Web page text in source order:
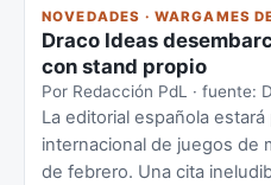
NOVEDADES · WARGAMES
Draco Ideas
con stand propio
Por Redacción PdL · fuente:
La editorial española
internacional de juegos de
de febrero. Una cita